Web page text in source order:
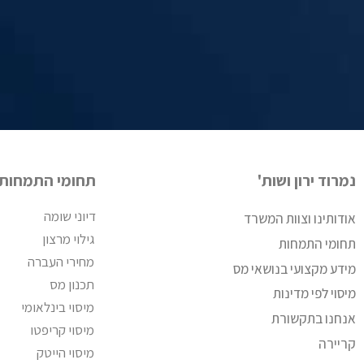
נמרוד ירון ושות'
אודותינו וצוות המשרד
תחומי התמחות
מידע מקצועי בנושאי מס
מיסוי לפי מדינות
אנחנו בתקשורת
קריירה
תחומי
דיוני שומה
גילוי מרצון
מחירי העברה
תכנון מס
מיסוי בינלאומי
מיסוי קריפטו
מיסוי הייטק